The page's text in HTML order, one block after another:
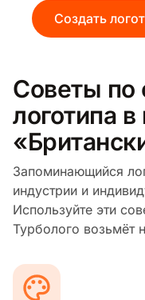
Создать
Советы по
логотипа в
Запоминающийся
индустрии и
Используйте эти
Турболого возьмёт